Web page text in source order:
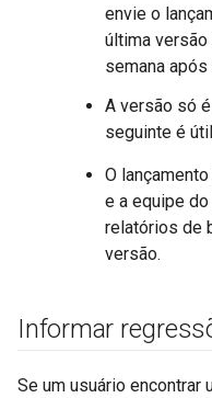
envie o
última versão
semana
A versão só
seguinte é
O
e a equipe
relatórios de
versão.
Informar
Se um usuário encontrar